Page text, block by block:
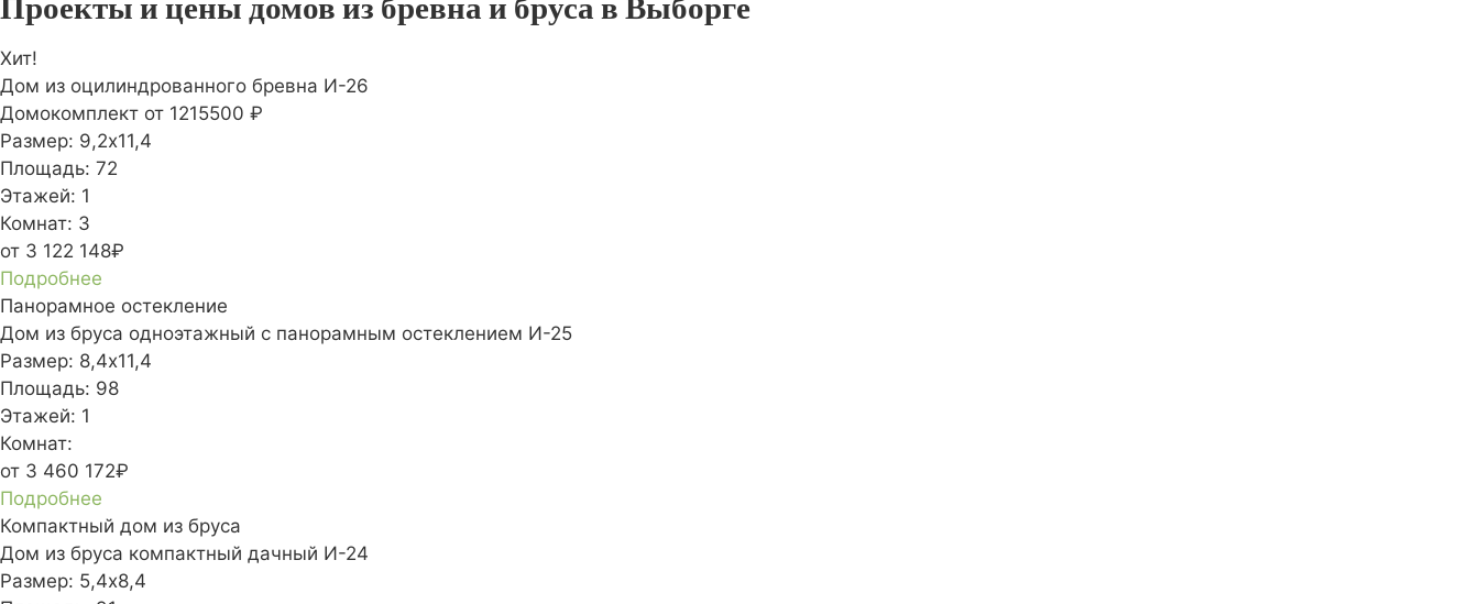
Хит!
Дом из оцилиндрованного бревна И-26
Домокомплект от 1215500 ₽
Размер: 9,2х11,4
Площадь: 72
Этажей: 1
Комнат: 3
от 3 122 148₽
Подробнее
Панорамное остекление
Дом из бруса одноэтажный с панорамным остеклением И-25
Размер: 8,4х11,4
Площадь: 98
Этажей: 1
Комнат:
от 3 460 172₽
Подробнее
Компактный дом из бруса
Дом из бруса компактный дачный И-24
Размер: 5,4х8,4